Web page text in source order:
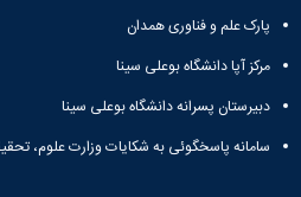
پارک علم و فناوری همدان
مرکز آپا دانشگاه بوعلی سینا
دبیرستان پسرانه دانشگاه بوعلی سینا
سامانه پاسخگوئی به شکایات وزارت علوم،